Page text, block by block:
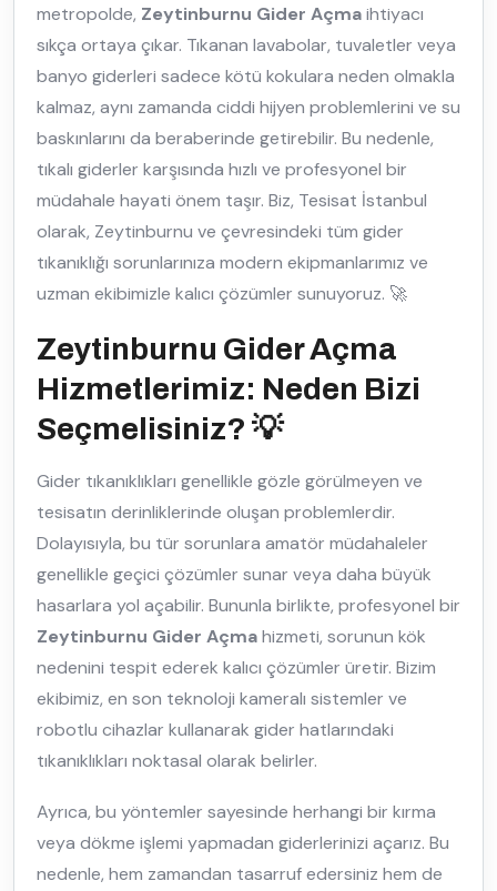
metropolde, Zeytinburnu Gider Açmaihtiyacı
sıkça ortaya çıkar. Tıkanan lavabolar, tuvaletler veya
banyo giderleri sadece kötü kokulara neden olmakla
kalmaz, aynı zamanda ciddi hijyen problemlerini ve su
baskınlarını da beraberinde getirebilir. Bu nedenle,
tıkalı giderler karşısında hızlı ve profesyonel bir
müdahale hayati önem taşır. Biz, Tesisat İstanbul
olarak, Zeytinburnu ve çevresindeki tüm gider
tıkanıklığı sorunlarınıza modern ekipmanlarımız ve
uzman ekibimizle kalıcı çözümler sunuyoruz. 🚀
Zeytinburnu Gider Açma
Hizmetlerimiz: Neden Bizi
Seçmelisiniz? 💡
Gider tıkanıklıkları genellikle gözle görülmeyen ve
tesisatın derinliklerinde oluşan problemlerdir.
Dolayısıyla, bu tür sorunlara amatör müdahaleler
genellikle geçici çözümler sunar veya daha büyük
hasarlara yol açabilir. Bununla birlikte, profesyonel bir
Zeytinburnu Gider Açmahizmeti, sorunun kök
nedenini tespit ederek kalıcı çözümler üretir. Bizim
ekibimiz, en son teknoloji kameralı sistemler ve
robotlu cihazlar kullanarak gider hatlarındaki
tıkanıklıkları noktasal olarak belirler.
Ayrıca, bu yöntemler sayesinde herhangi bir kırma
veya dökme işlemi yapmadan giderlerinizi açarız. Bu
nedenle, hem zamandan tasarruf edersiniz hem de